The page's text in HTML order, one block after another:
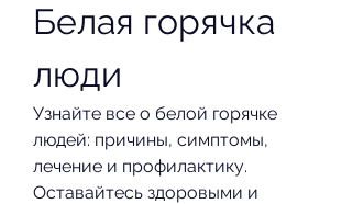
Белая горячка
люди
Узнайте все о белой горячке
людей: причины, симптомы,
лечение и профилактику.
Оставайтесь здоровыми и